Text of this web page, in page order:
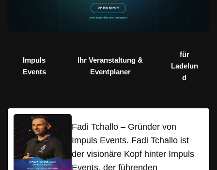
Impuls
Events
Ihr Veranstaltung &
Eventplaner
für
Ladelun
d
Fadi Tchallo – Gründer von
Impuls Events. Fadi Tchallo ist
der visionäre Kopf hinter Impuls
Events, der führenden